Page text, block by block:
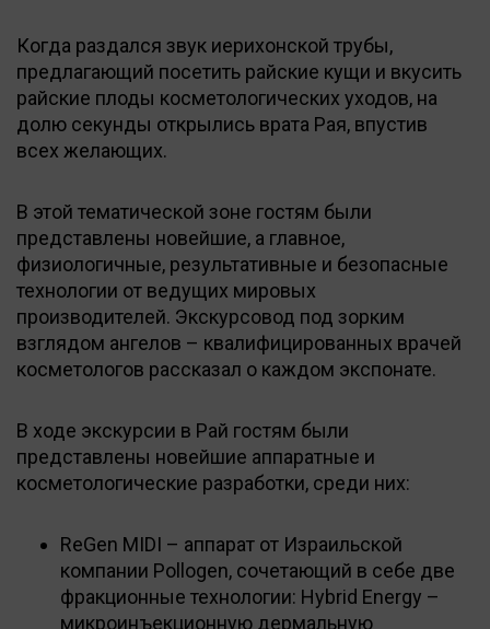
Когда раздался звук иерихонской трубы,
предлагающий посетить райские кущи и вкусить
райские плоды косметологических уходов, на
долю секунды открылись врата Рая, впустив
всех желающих.
В этой тематической зоне гостям были
представлены новейшие, а главное,
физиологичные, результативные и безопасные
технологии от ведущих мировых
производителей. Экскурсовод под зорким
взглядом ангелов – квалифицированных врачей
косметологов рассказал о каждом экспонате.
В ходе экскурсии в Рай гостям были
представлены новейшие аппаратные и
косметологические разработки, среди них:
ReGen MIDI – аппарат от Израильской
компании Pollogen, сочетающий в себе две
фракционные технологии: Hybrid Energy –
микроинъекционную дермальную